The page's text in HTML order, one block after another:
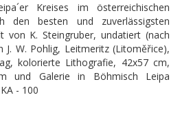
Kreises im österreichischen
den besten und zuverlässigsten
von K. Steingruber, undatiert (nach
J. W. Pohlig, Leitmeritz (Litoměřice),
kolorierte Lithografie, 42x57 cm,
und Galerie in Böhmisch Leipa
- 100